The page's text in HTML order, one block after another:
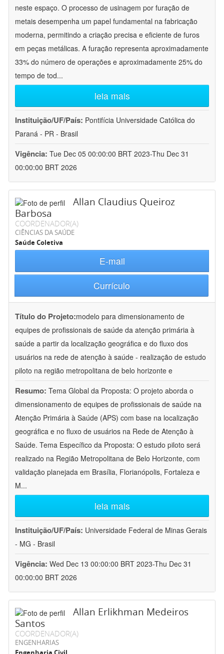
neste espaço. O processo de usinagem por furação de
metais desempenha um papel fundamental na fabricação
moderna, permitindo a criação precisa e eficiente de furos
em peças metálicas. A furação representa aproximadamente
33% do número de operações e aproximadamente 25% do
tempo de tod...
leia mais
Instituição/UF/País: Pontifícia Universidade Católica do
Paraná - PR - Brasil
Vigência: Tue Dec 05 00:00:00 BRT 2023-Thu Dec 31
00:00:00 BRT 2026
Allan Claudius Queiroz
Barbosa
COORDENADOR(A)
CIÊNCIAS DA SAÚDE
Saúde Coletiva
E-mail
Currículo
Título do Projeto:modelo para dimensionamento de
equipes de profissionais de saúde da atenção primária à
saúde a partir da localização geográfica e do fluxo dos
usuários na rede de atenção à saúde - realização de estudo
piloto na região metropolitana de belo horizonte e
Resumo: Tema Global da Proposta: O projeto aborda o
dimensionamento de equipes de profissionais de saúde na
Atenção Primária à Saúde (APS) com base na localização
geográfica e no fluxo de usuários na Rede de Atenção à
Saúde. Tema Específico da Proposta: O estudo piloto será
realizado na Região Metropolitana de Belo Horizonte, com
validação planejada em Brasília, Florianópolis, Fortaleza e
M...
leia mais
Instituição/UF/País: Universidade Federal de Minas Gerais
- MG - Brasil
Vigência: Wed Dec 13 00:00:00 BRT 2023-Thu Dec 31
00:00:00 BRT 2026
Allan Erlikhman Medeiros
Santos
COORDENADOR(A)
ENGENHARIAS